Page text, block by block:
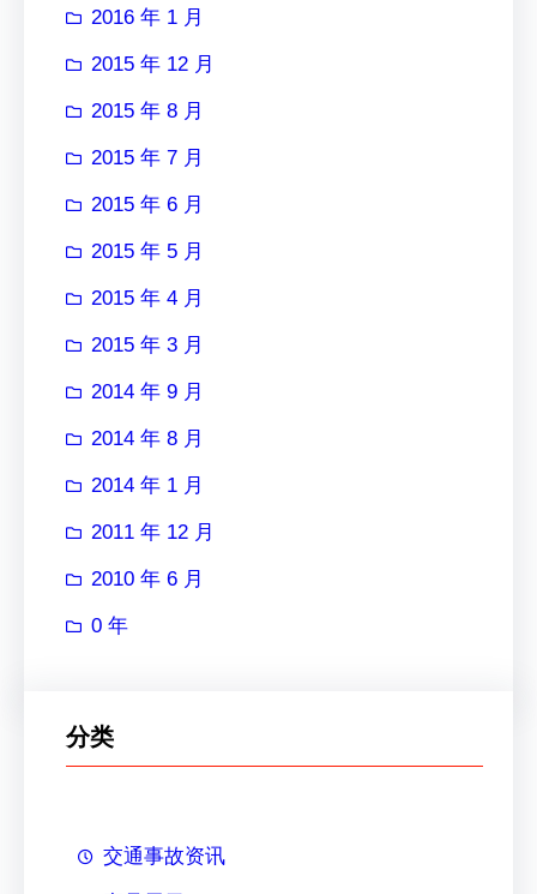
2016 年 1 月
2015 年 12 月
2015 年 8 月
2015 年 7 月
2015 年 6 月
2015 年 5 月
2015 年 4 月
2015 年 3 月
2014 年 9 月
2014 年 8 月
2014 年 1 月
2011 年 12 月
2010 年 6 月
0 年
分类
交通事故资讯